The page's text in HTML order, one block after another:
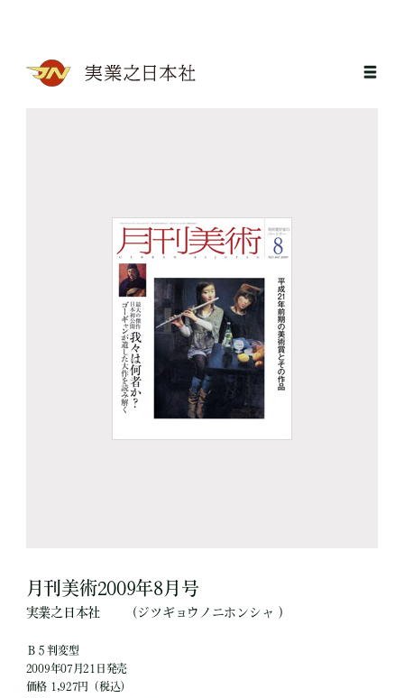
月刊美術2009年8月号
実業之日本社 （ジツギョウノニホンシャ ）
Ｂ５判変型
2009年07月21日発売
価格 1,927円（税込）